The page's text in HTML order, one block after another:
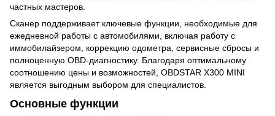
частных мастеров.
Сканер поддерживает ключевые функции, необходимые для
ежедневной работы с автомобилями, включая работу с
иммобилайзером, коррекцию одометра, сервисные сбросы и
полноценную OBD-диагностику. Благодаря оптимальному
соотношению цены и возможностей, OBDSTAR X300 MINI
является выгодным выбором для специалистов.
Основные функции